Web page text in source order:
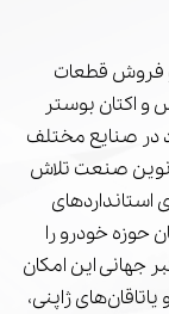
فروش قطعات
و اکتان بوستر
در صنایع مختلف
نوین صنعت تلاش
استانداردهای
حوزه خودرو را
جهانی این امکان
ژاپنی،